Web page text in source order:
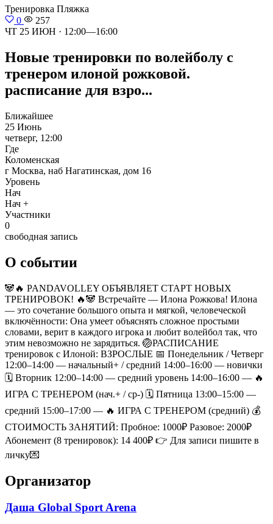
Тренировка Пляжка
0
257
ЧТ 25 ИЮН · 12:00—16:00
Новые тренировки по волейболу с
тренером илоной рожковой.
расписание для взро...
Ближайшее
25 Июнь
четверг, 12:00
Где
Коломенская
г Москва, наб Нагатинская, дом 16
Уровень
Нач
Нач +
Участники
0
свободная запись
О событии
🐼🔥 PANDAVOLLEY ОБЪЯВЛЯЕТ СТАРТ НОВЫХ
ТРЕНИРОВОК! 🔥🐼 Встречайте — Илона Рожкова! Илона
— это сочетание большого опыта и мягкой, человеческой
включённости: Она умеет объяснять сложное простыми
словами, верит в каждого игрока и любит волейбол так, что
этим невозможно не зарядиться. 🏐РАСПИСАНИЕ
тренировок с Илоной: ВЗРОСЛЫЕ 📅 Понедельник / Четверг
12:00–14:00 — начальный+ / средний 14:00–16:00 — новички
🗓 Вторник 12:00–14:00 — средний уровень 14:00–16:00 — 🔥
ИГРА С ТРЕНЕРОМ (нач.+ / ср-) 🗓 Пятница 13:00–15:00 —
средний 15:00–17:00 — 🔥 ИГРА С ТРЕНЕРОМ (средний) 💰
СТОИМОСТЬ ЗАНЯТИЙ: Пробное: 1000₽ Разовое: 2000₽
Абонемент (8 тренировок): 14 400₽ 👉 Для записи пишите в
личку💌
Организатор
Даша Global Sport Arena